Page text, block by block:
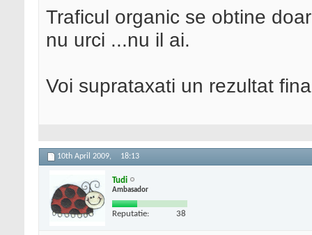
Traficul organic se obtine
nu urci ...nu il ai.
Voi suprataxati un rezultat
10th April 2009, 18:13
Tudi
Ambasador
Reputatie: 38